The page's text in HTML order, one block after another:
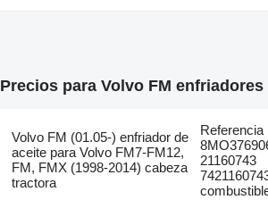
Precios para Volvo FM enfriadores
Volvo FM (01.05-) enfriador de
aceite para Volvo FM7-FM12,
FM, FMX (1998-2014) cabeza
tractora
Referencia
21160743